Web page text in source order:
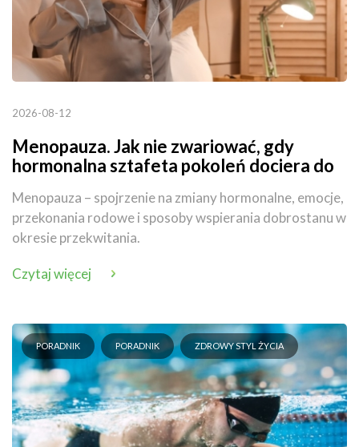
2026-08-12
Menopauza. Jak nie zwariować, gdy
hormonalna sztafeta pokoleń dociera do
Menopauza – spojrzenie na zmiany hormonalne, emocje,
przekonania rodowe i sposoby wspierania dobrostanu w
okresie przekwitania.
Czytaj więcej
PORADNIK PORADNIK ZDROWY STYL ŻYCIA